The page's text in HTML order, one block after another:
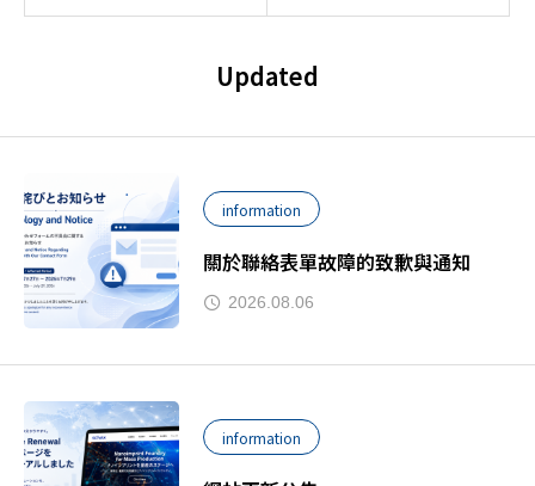
Updated
information
關於聯絡表單故障的致歉與通知
2026.08.06
information